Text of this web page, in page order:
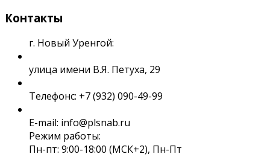
Контакты
г. Новый Уренгой:
улица имени В.Я. Петуха, 29
Телефонс: +7 (932) 090-49-99
E-mail: info@plsnab.ru
Режим работы:
Пн-пт: 9:00-18:00 (МСК+2), Пн-Пт